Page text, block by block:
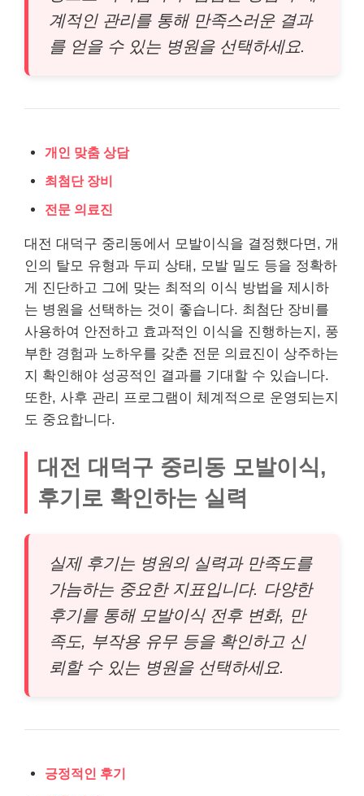
계적인 관리를 통해 만족스러운 결과
를 얻을 수 있는 병원을 선택하세요.
개인 맞춤 상담
최첨단 장비
전문 의료진
대전 대덕구 중리동에서 모발이식을 결정했다면, 개
인의 탈모 유형과 두피 상태, 모발 밀도 등을 정확하
게 진단하고 그에 맞는 최적의 이식 방법을 제시하
는 병원을 선택하는 것이 좋습니다. 최첨단 장비를
사용하여 안전하고 효과적인 이식을 진행하는지, 풍
부한 경험과 노하우를 갖춘 전문 의료진이 상주하는
지 확인해야 성공적인 결과를 기대할 수 있습니다.
또한, 사후 관리 프로그램이 체계적으로 운영되는지
도 중요합니다.
대전 대덕구 중리동 모발이식,
후기로 확인하는 실력
실제 후기는 병원의 실력과 만족도를
가늠하는 중요한 지표입니다. 다양한
후기를 통해 모발이식 전후 변화, 만
족도, 부작용 유무 등을 확인하고 신
뢰할 수 있는 병원을 선택하세요.
긍정적인 후기